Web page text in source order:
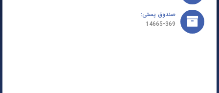
صندوق پستی:
14665-369